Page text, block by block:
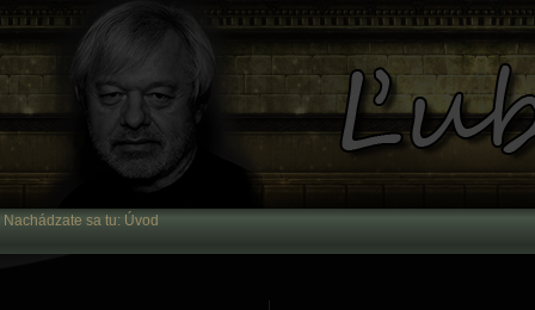
Nachádzate sa tu: Úvod